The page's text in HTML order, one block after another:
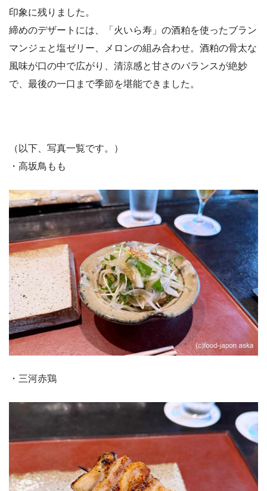
印象に残りました。
締めのデザートには、「火いら寿」の酒粕を使ったブラン
マンジェと塩ゼリー、メロンの組み合わせ。酒粕の骨太な
風味が口の中で広がり、清涼感と甘さのバランスが絶妙
で、最後の一口まで季節を堪能できました。
（以下、写真一覧です。）
・高坂鳥もも
・三河赤鶏